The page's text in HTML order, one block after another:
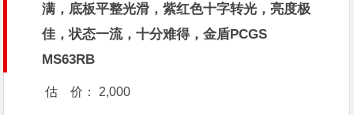
满，底板平整光滑，紫红色十字转光，亮度极
佳，状态一流，十分难得，金盾PCGS
MS63RB
估 价： 2,000